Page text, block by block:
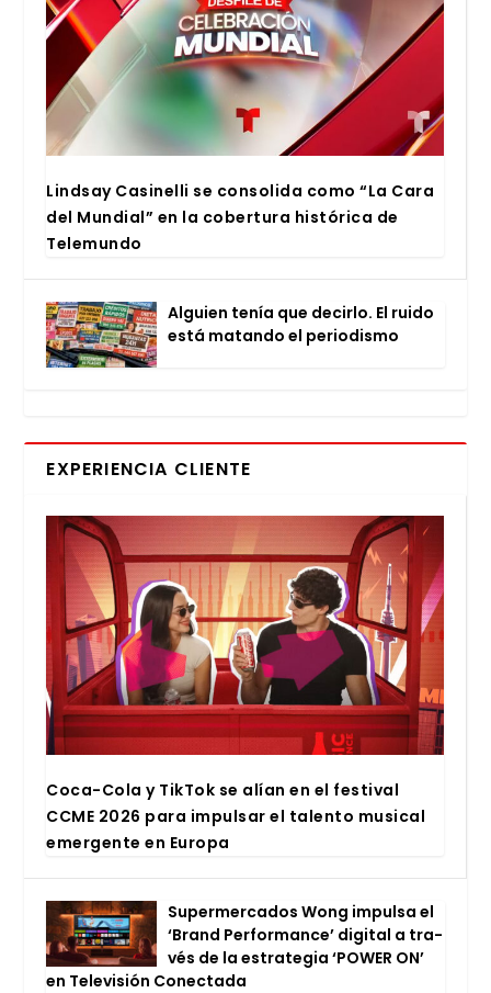
Lind­say Casi­ne­lli se con­so­li­da como “La Cara
del Mun­dial” en la cober­tu­ra his­tó­ri­ca de
Tele­mun­do
Alguien tenía que decir­lo. El rui­do
está matan­do el perio­dis­mo
EXPERIENCIA CLIENTE
Coca-Cola y Tik­Tok se alían en el fes­ti­val
CCME 2026 para impul­sar el talen­to musi­cal
emer­gen­te en Euro­pa
Super­mer­ca­dos Wong impul­sa el
‘Brand Per­for­man­ce’ digi­tal a tra­
vés de la estra­te­gia ‘POWER ON’
en Tele­vi­sión Conec­ta­da